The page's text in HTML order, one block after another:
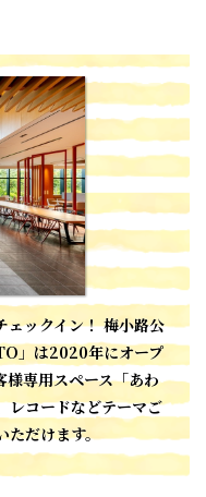
ェックイン！ 梅小路公
」は2020年にオープ
様専用スペース「あわ
レコードなどテーマご
ただけます。